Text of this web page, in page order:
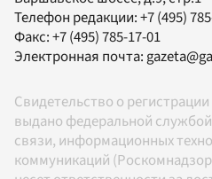
Телефон редакции:+7 (495)
Факс:+7 (495) 785-17-01
Электронная почта:
Свидетельство о
выдано федеральной
связи, информационных
коммуникаций